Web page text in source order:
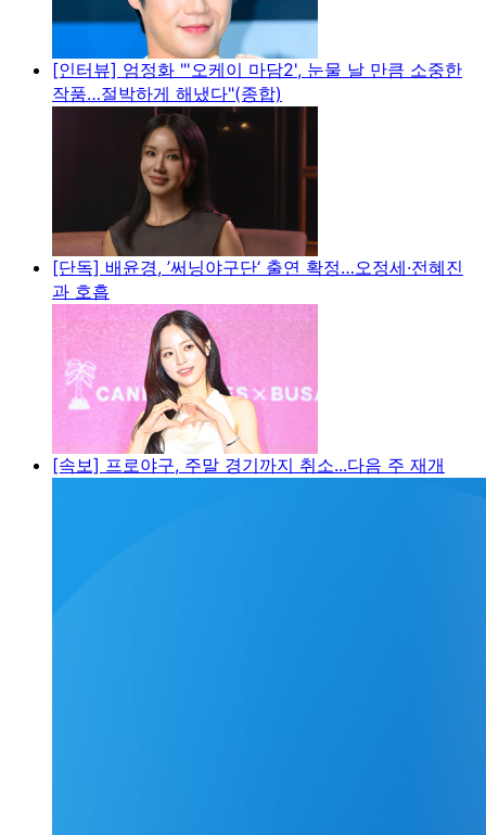
[인터뷰] 엄정화 "'오케이 마담2', 눈물 날 만큼 소중한
작품…절박하게 해냈다"(종합)
[단독] 배윤경, ’써닝야구단‘ 출연 확정…오정세·전혜진
과 호흡
[속보] 프로야구, 주말 경기까지 취소...다음 주 재개